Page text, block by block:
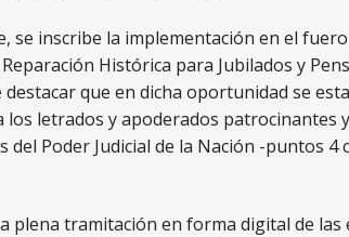
inscribe la implementación en el
Histórica para Jubilados y
que en dicha oportunidad se
letrados y apoderados
Poder Judicial de la Nación -puntos 4
tramitación en forma digital de las